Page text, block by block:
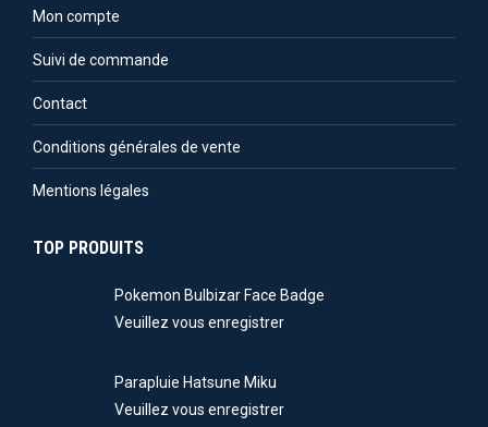
Mon compte
Suivi de commande
Contact
Conditions générales de vente
Mentions légales
TOP PRODUITS
Pokemon Bulbizar Face Badge
Veuillez vous enregistrer
Parapluie Hatsune Miku
Veuillez vous enregistrer